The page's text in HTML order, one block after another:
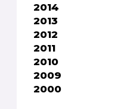
2014
2013
2012
2011
2010
2009
2000